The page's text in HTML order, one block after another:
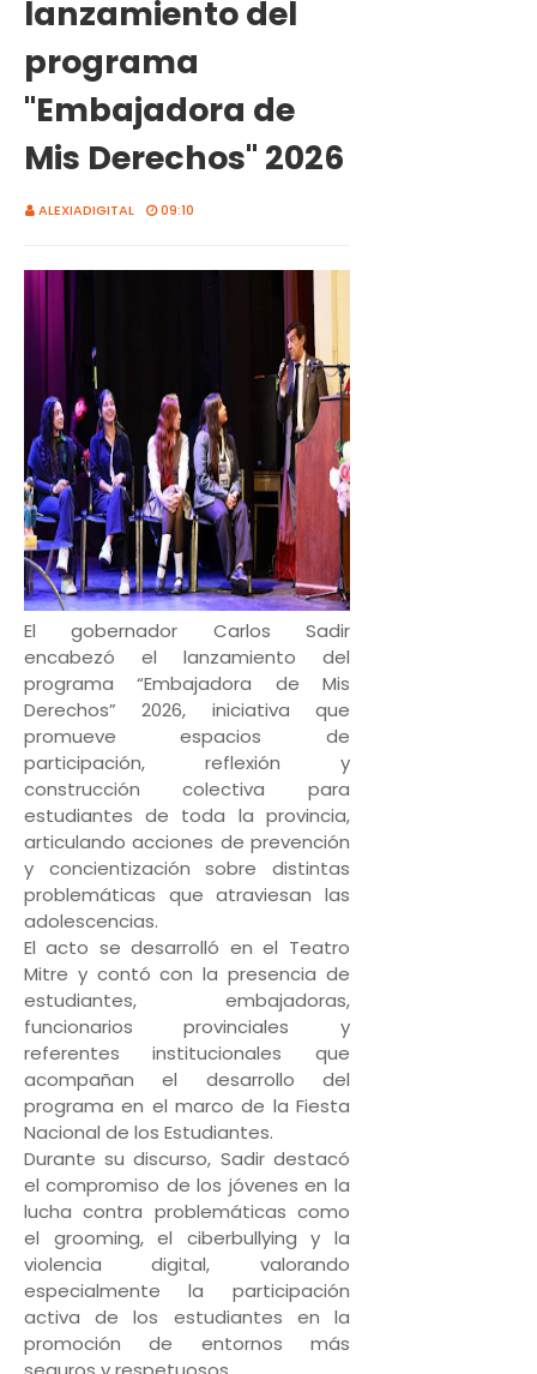
lanzamiento del
programa
"Embajadora de
Mis Derechos" 2026
ALEXIADIGITAL 09:10
El gobernador Carlos Sadir
encabezó el lanzamiento del
programa “Embajadora de Mis
Derechos” 2026, iniciativa que
promueve espacios de
participación, reflexión y
construcción colectiva para
estudiantes de toda la provincia,
articulando acciones de prevención
y concientización sobre distintas
problemáticas que atraviesan las
adolescencias.
El acto se desarrolló en el Teatro
Mitre y contó con la presencia de
estudiantes, embajadoras,
funcionarios provinciales y
referentes institucionales que
acompañan el desarrollo del
programa en el marco de la Fiesta
Nacional de los Estudiantes.
Durante su discurso, Sadir destacó
el compromiso de los jóvenes en la
lucha contra problemáticas como
el grooming, el ciberbullying y la
violencia digital, valorando
especialmente la participación
activa de los estudiantes en la
promoción de entornos más